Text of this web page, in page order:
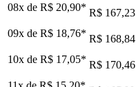
08x de R$ 20,90* R$ 167,23
09x de R$ 18,76* R$ 168,84
10x de R$ 17,05* R$ 170,46